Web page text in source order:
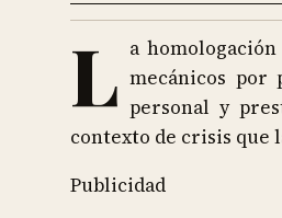
L a
mecánicos por
personal y
contexto de crisis que
Publicidad